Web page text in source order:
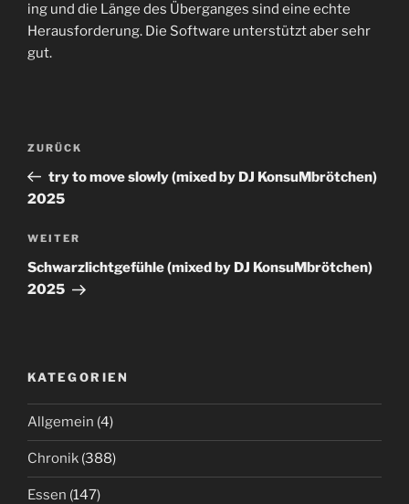
EMBED
ing und die Länge des Überganges sind eine echte
Herausforderung. Die Software unterstützt aber sehr
gut.
Beitrags-
Vorheriger
Beitrag
ZURÜCK
try to move slowly (mixed by DJ KonsuMbrötchen)
2025
Nächster
Beitrag
WEITER
Schwarzlichtgefühle (mixed by DJ KonsuMbrötchen)
2025
KATEGORIEN
Allgemein (4)
Chronik (388)
Essen (147)